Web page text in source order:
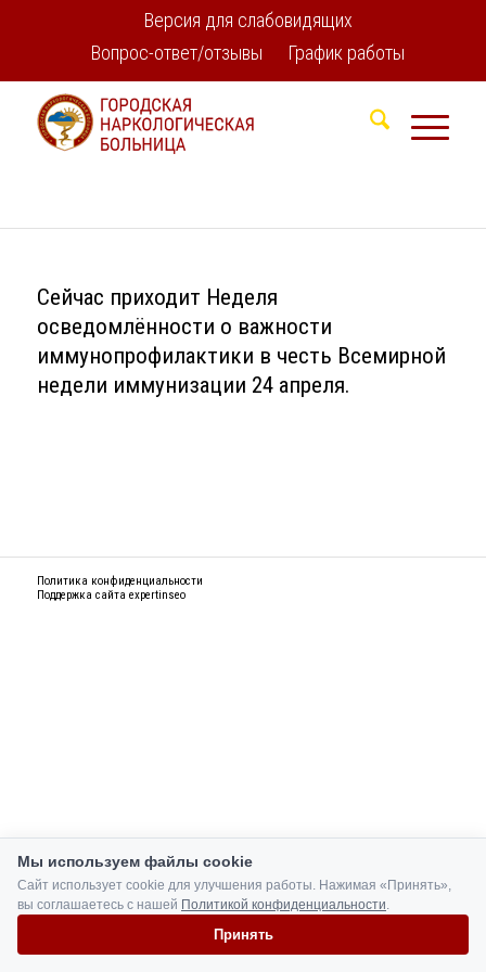
Версия для слабовидящих
Вопрос-ответ/отзывы
График работы
Сейчас приходит Неделя
осведомлённости о важности
иммунопрофилактики в честь Всемирной
недели иммунизации 24 апреля.
Политика конфиденциальности
Поддержка сайта expertinseo
Мы используем файлы cookie
Сайт использует cookie для улучшения работы. Нажимая «Принять»,
вы соглашаетесь с нашей Политикой конфиденциальности.
Принять